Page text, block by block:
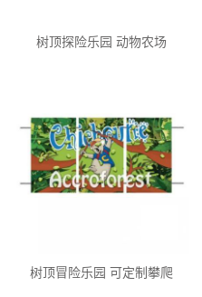
树顶探险乐园 动物农场
树顶冒险乐园 可定制攀爬